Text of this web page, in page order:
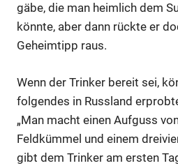
Anzeige
gäbe, die man heimlich dem
könnte, aber dann rückte er
Geheimtipp raus.
Wenn der Trinker bereit sei,
folgendes in Russland
„Man macht einen Aufguss
Feldkümmel und einem
gibt dem Trinker am ersten